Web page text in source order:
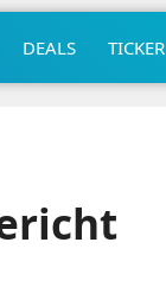
DEALS TICKER